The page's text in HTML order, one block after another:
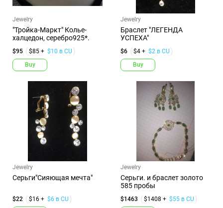
Jewelry
"Тройка-Маркт" Колье-
халцедон, серебро925*.
$95 $85 + $10 в CU
Buy
Jewelry
Браслет "ЛЕГЕНДА
УСПЕХА"
$6 $4 + $2 в CU
Buy
Jewelry
Серьги"Сияющая мечта"
$22 $16 + $6 в CU
Jewelry
Серьги. и браслет золото
585 пробы
$1463 $1408 + $55 в CU